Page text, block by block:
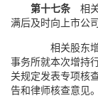
第十七条 相
满后及时向上市公
相关股东
事务所就本次增持
关规定发表专项核
告和律师核查意见。